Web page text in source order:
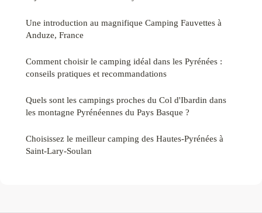
Une introduction au magnifique Camping Fauvettes à
Anduze, France
Comment choisir le camping idéal dans les Pyrénées :
conseils pratiques et recommandations
Quels sont les campings proches du Col d'Ibardin dans
les montagne Pyrénéennes du Pays Basque ?
Choisissez le meilleur camping des Hautes-Pyrénées à
Saint-Lary-Soulan